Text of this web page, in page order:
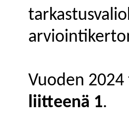
Vuoden
liitteenä 1.